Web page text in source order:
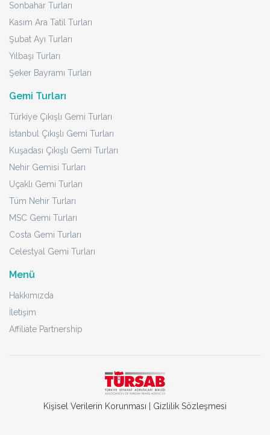
Sonbahar Turları
Kasım Ara Tatil Turları
Şubat Ayı Turları
Yılbaşı Turları
Şeker Bayramı Turları
Gemi Turları
Türkiye Çıkışlı Gemi Turları
İstanbul Çıkışlı Gemi Turları
Kuşadası Çıkışlı Gemi Turları
Nehir Gemisi Turları
Uçaklı Gemi Turları
Tüm Nehir Turları
MSC Gemi Turları
Costa Gemi Turları
Celestyal Gemi Turları
Menü
Hakkımızda
İletişim
Affiliate Partnership
Kişisel Verilerin Korunması Gizlilik Sözleşmesi